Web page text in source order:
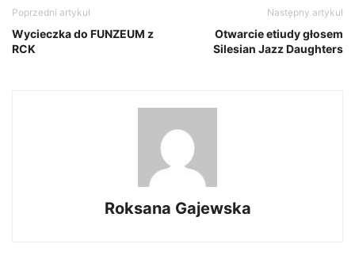
Poprzedni artykuł
Wycieczka do FUNZEUM z
RCK
Następny artykuł
Otwarcie etiudy głosem
Silesian Jazz Daughters
Roksana Gajewska